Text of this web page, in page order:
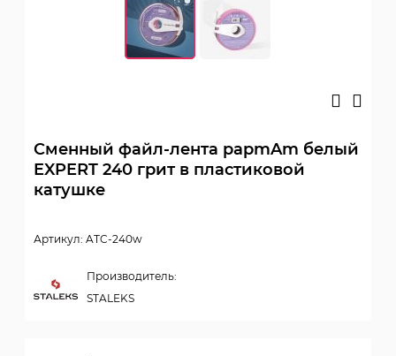
Сменный файл-лента papmAm белый
EXPERT 240 грит в пластиковой
катушке
Артикул: ATC-240w
Производитель:
STALEKS